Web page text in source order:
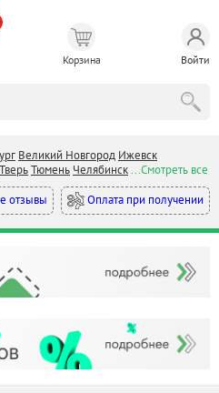
Корзина Войти
Великий Новгород Ижевск
ТверьТюмень Челябинск...Смотреть все
отзывы
Оплата при получении